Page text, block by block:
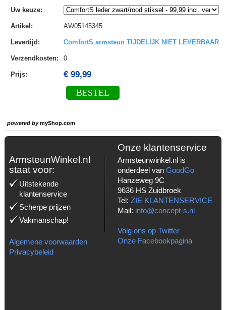
Uw keuze:
Artikel : AW05145345
Levertijd : ComfortS armsteun TIJDELIJK NIET LEVERBAAR
Verzendkosten: 0
Prijs: € 99,99
BESTEL
powered bymyShop.com
ArmsteunWinkel.nl
staat voor:
Uitstekende
klantenservice
Scherpe prijzen
Vakmanschap!
Algemene voorwaarden
Privacybeleid
Onze klantenservice
Armsteunwinkel.nl is
onderdeel van GoodGo
Hanzeweg 9C
9636 HS Zuidbroek
Tel: ZIE KLANTENSERVICE
Mail: info@concept-s.nl
Volg ons op Twitter
Onze Facebookpagina